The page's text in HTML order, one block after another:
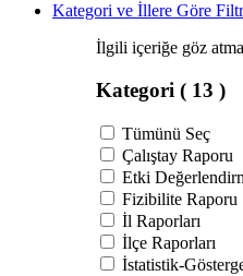
Kategori ve İllere Göre
İlgili içeriğe göz
Kategori ( 13 )
Tümünü Seç
Çalıştay Raporu
Etki
Fizibilite Raporu
İl Raporları
İlçe Raporları
İstatistik-